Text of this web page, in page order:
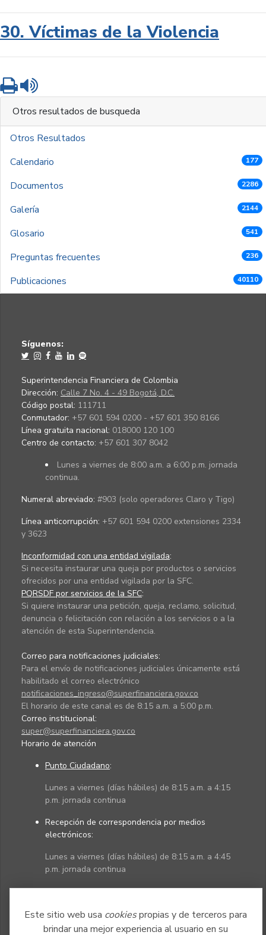
Este sitio web usa cookiespropias y de terceros para
brindar una mejor experiencia al usuario en su
30. Víctimas de la Violencia
Imprimir
Otros resultados de busqueda
Otros Resultados
Calendario
177
Documentos 2286
Galería 2144
Glosario 541
Preguntas frecuentes 236
Publicaciones 40110
Síguenos:
Superintendencia Financiera de Colombia
Dirección: Calle 7 No. 4 - 49 Bogotá, D.C.
Código postal: 111711
Conmutador: +57 601 594 0200 - +57 601 350 8166
Línea gratuita nacional: 018000 120 100
Centro de contacto: +57 601 307 8042
Lunes a viernes de 8:00 a.m. a 6:00 p.m. jornada
continua.
Numeral abreviado: #903 (solo operadores Claro y Tigo)
Línea anticorrupción: +57 601 594 0200 extensiones 2334
y 3623
Inconformidad con una entidad vigilada:
Si necesita instaurar una queja por productos o servicios
ofrecidos por una entidad vigilada por la SFC.
PQRSDF por servicios de la SFC:
Si quiere instaurar una petición, queja, reclamo, solicitud,
denuncia o felicitación con relación a los servicios o a la
atención de esta Superintendencia.
Correo para notificaciones judiciales:
Para el envío de notificaciones judiciales únicamente está
habilitado el correo electrónico
notificaciones_ingreso@superfinanciera.gov.co
El horario de este canal es de 8:15 a.m. a 5:00 p.m.
Correo institucional:
super@superfinanciera.gov.co
Horario de atención
Punto Ciudadano:
Lunes a viernes (días hábiles) de 8:15 a.m. a 4:15
p.m. jornada continua
Recepción de correspondencia por medios
electrónicos:
Lunes a viernes (días hábiles) de 8:15 a.m. a 4:45
p.m. jornada continua